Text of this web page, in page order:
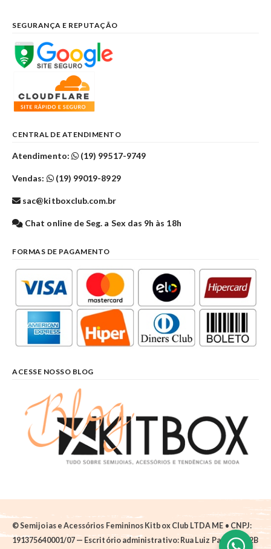
SEGURANÇA E REPUTAÇÃO
CENTRAL DE ATENDIMENTO
Atendimento: (19) 99517-9749
Vendas: (19) 99019-8929
sac@kitboxclub.com.br
Chat online de Seg. a Sex das 9h às 18h
FORMAS DE PAGAMENTO
ACESSE NOSSO BLOG
© Semijoias e Acessórios Femininos Kitbox Club LTDA ME • CNPJ:
191375640001/07 — Escritório administrativo: Rua Luiz Pantano, 62B